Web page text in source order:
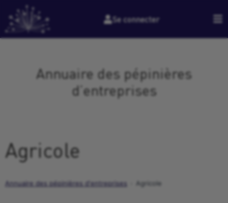
Se connecter
Annuaire des pépinières
d’entreprises
Agricole
Annuaire des pépinières d'entreprises Agricole